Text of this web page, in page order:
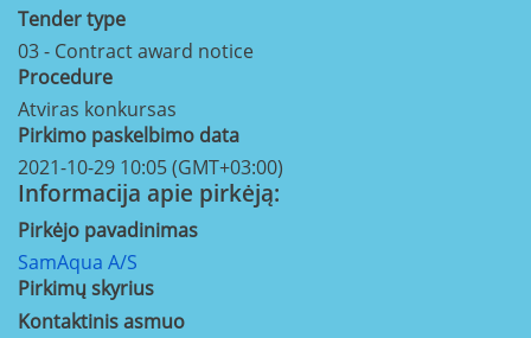
Tender type
03 - Contract award notice
Procedure
Atviras konkursas
Pirkimo paskelbimo data
2021-10-29 10:05 (GMT+03:00)
Informacija apie pirkėją:
Pirkėjo pavadinimas
SamAqua A/S
Pirkimų skyrius
Kontaktinis asmuo